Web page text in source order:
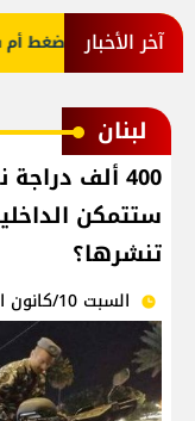
آخر الأخبار
ورقة ضغط أم فخ
لبنان
400 ألف
ستتمكن
تنشرها؟
السبت 10/كانون الثاني/2026 - 09:42 ص